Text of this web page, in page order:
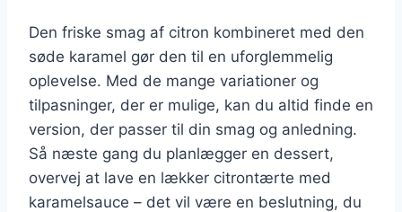
Den friske smag af citron kombineret med den
søde karamel gør den til en uforglemmelig
oplevelse. Med de mange variationer og
tilpasninger, der er mulige, kan du altid finde en
version, der passer til din smag og anledning.
Så næste gang du planlægger en dessert,
overvej at lave en lækker citrontærte med
karamelsauce – det vil være en beslutning, du